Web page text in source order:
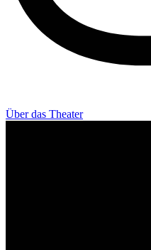
Über das Theater